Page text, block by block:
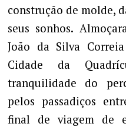
construção de molde,
seus sonhos.
João da Silva
Cidade da
tranquilidade do
pelos passadiços
final de viagem de